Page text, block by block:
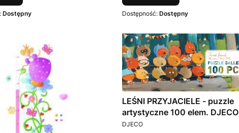
Dostępny Dostępność: Dostępny
LEŚNI PRZYJACIELE - puzzle
artystyczne 100 elem. DJECO
PRODUCENT
DJECO